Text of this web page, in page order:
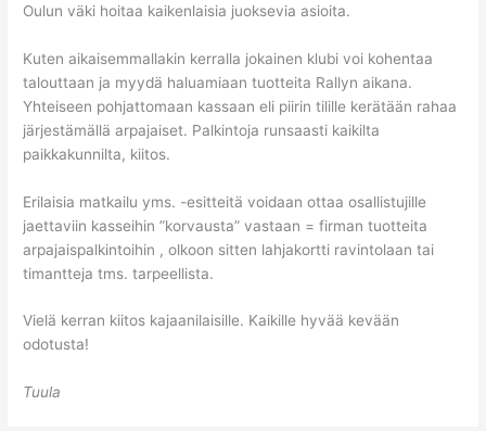
Oulun väki hoitaa kaikenlaisia juoksevia asioita.
Kuten aikaisemmallakin kerralla jokainen klubi voi kohentaa
talouttaan ja myydä haluamiaan tuotteita Rallyn aikana.
Yhteiseen pohjattomaan kassaan eli piirin tilille kerätään rahaa
järjestämällä arpajaiset. Palkintoja runsaasti kaikilta
paikkakunnilta, kiitos.
Erilaisia matkailu yms. -esitteitä voidaan ottaa osallistujille
jaettaviin kasseihin ”korvausta” vastaan = firman tuotteita
arpajaispalkintoihin , olkoon sitten lahjakortti ravintolaan tai
timantteja tms. tarpeellista.
Vielä kerran kiitos kajaanilaisille. Kaikille hyvää kevään
odotusta!
Tuula